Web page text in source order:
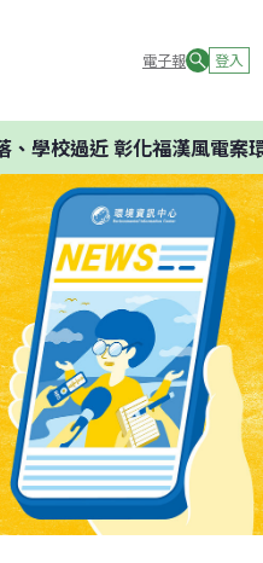
電子報 登入
學校過近 彰化福漢風電案